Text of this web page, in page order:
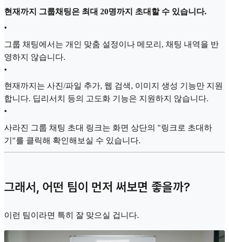
현재까지 그룹채팅은 최대 20명까지 초대할 수 있습니다.
•
그룹 채팅에서는 개인 맞춤 설정이나 메모리, 채팅 내역을 반
영하지 않습니다.
•
현재까지는 사진/파일 추가, 웹 검색, 이미지 생성 기능만 지원
합니다. 딥리서치 등의 고도화 기능은 지원하지 않습니다.
•
사라진 그룹 채팅 초대 링크는 화면 상단의 "링크로 초대하
기"를 클릭해 확인해보실 수 있습니다.
그래서, 어떤 팀이 먼저 써보면 좋을까?
이런 팀이라면 특히 잘 맞으실 겁니다.